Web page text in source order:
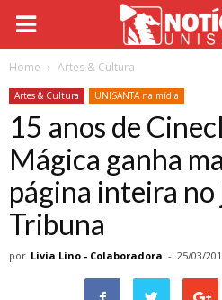
Home Artes & Cultura
Artes & Cultura UNISANTA na mídia
15 anos de
Mágica ganha
página inteira
Tribuna
por Livia Lino - Colaboradora - 25/03/